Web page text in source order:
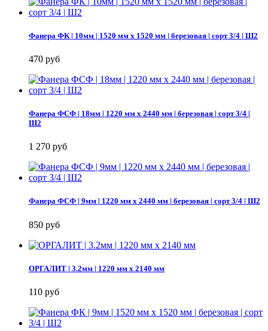
Фанера ФК | 10мм | 1520 мм х 1520 мм | березовая | сорт 3/4 | Ш2
470 руб
Фанера ФСФ | 18мм | 1220 мм х 2440 мм | березовая | сорт 3/4 |
Ш2
1 270 руб
Фанера ФСФ | 9мм | 1220 мм х 2440 мм | березовая | сорт 3/4 | Ш2
850 руб
ОРГАЛИТ | 3.2мм | 1220 мм х 2140 мм
110 руб